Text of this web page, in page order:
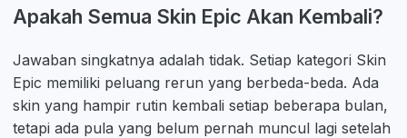
Apakah Semua Skin Epic Akan Kembali?
Jawaban singkatnya adalah tidak. Setiap kategori Skin
Epic memiliki peluang rerun yang berbeda-beda. Ada
skin yang hampir rutin kembali setiap beberapa bulan,
tetapi ada pula yang belum pernah muncul lagi setelah